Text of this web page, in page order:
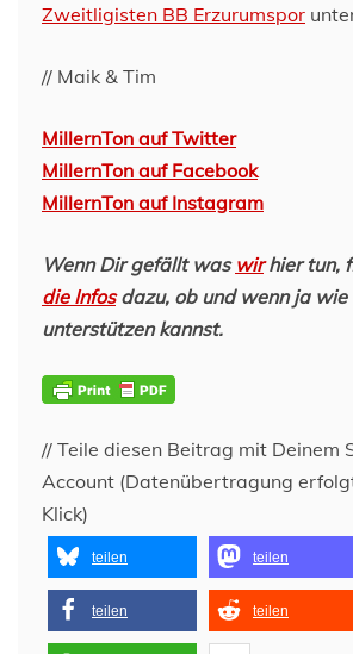
Zweitligisten BB Erzurumspor
// Maik & Tim
MillernTon auf Twitter
MillernTon auf Facebook
MillernTon auf Instagram
Wenn Dir gefällt was wirhier tun,
die Infosdazu, ob und wenn ja wie
unterstützen kannst.
// Teile diesen Beitrag mit Deinem
Account (Datenübertragung
Klick)
teilen teilen
teilen teilen